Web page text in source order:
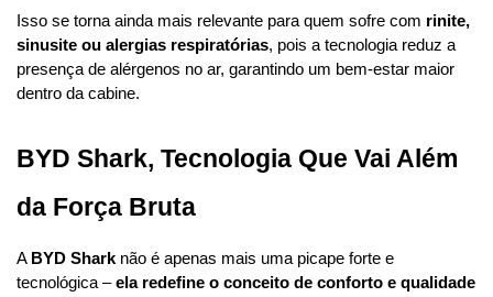
Isso se torna ainda mais relevante para quem sofre com rinite,
sinusite ou alergias respiratórias, pois a tecnologia reduz a
presença de alérgenos no ar, garantindo um bem-estar maior
dentro da cabine.
BYD Shark, Tecnologia Que Vai Além
da Força Bruta
A BYD Shark não é apenas mais uma picape forte e
tecnológica – ela redefine o conceito de conforto e qualidade